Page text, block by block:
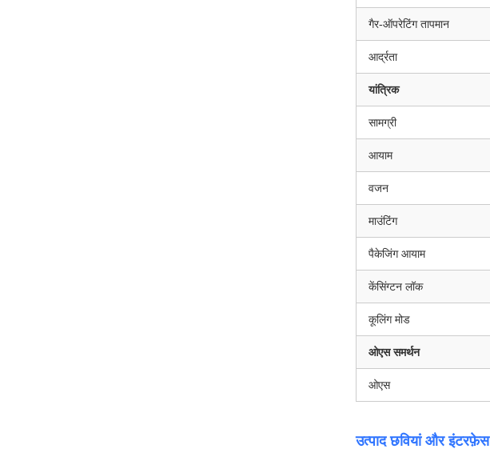
गैर-ऑपरेटिंग तापमान
आर्द्रता
यांत्रिक
सामग्री
आयाम
वजन
माउंटिंग
पैकेजिंग आयाम
केंसिंग्टन लॉक
कूलिंग मोड
ओएस समर्थन
ओएस
उत्पाद छवियां और इंटरफ़ेस